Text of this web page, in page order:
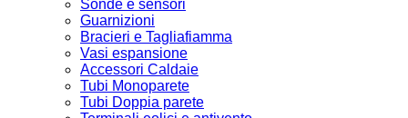
Sonde e sensori
Guarnizioni
Bracieri e Tagliafiamma
Vasi espansione
Accessori Caldaie
Tubi Monoparete
Tubi Doppia parete